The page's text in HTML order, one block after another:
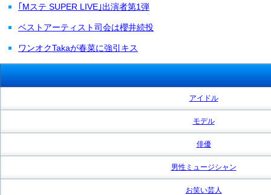
｢Mステ SUPER LIVE｣出演者第1弾
ベストアーティスト司会は櫻井続投
ワンオクTakaが春菜に強引キス
アイドル
モデル
俳優
男性ミュージシャン
お笑い芸人